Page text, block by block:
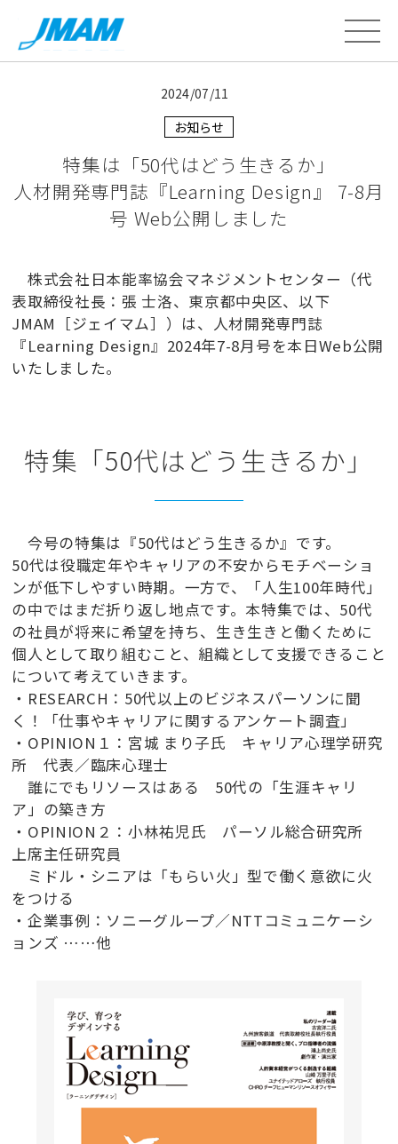
2024/07/11
お知らせ
特集は「50代はどう生きるか」
人材開発専門誌『Learning Design』 7-8月
号 Web公開しました
株式会社日本能率協会マネジメントセンター（代
表取締役社長：張 士洛、東京都中央区、以下
JMAM［ジェイマム］）は、人材開発専門誌
『Learning Design』2024年7-8月号を本日Web公開
いたしました。
特集「50代はどう生きるか」
今号の特集は『50代はどう生きるか』です。
50代は役職定年やキャリアの不安からモチベーショ
ンが低下しやすい時期。一方で、「人生100年時代」
の中ではまだ折り返し地点です。本特集では、50代
の社員が将来に希望を持ち、生き生きと働くために
個人として取り組むこと、組織として支援できること
について考えていきます。
・RESEARCH：50代以上のビジネスパーソンに聞
く！「仕事やキャリアに関するアンケート調査」
・OPINION１：宮城 まり子氏 キャリア心理学研究
所 代表／臨床心理士
誰にでもリソースはある 50代の「生涯キャリ
ア」の築き方
・OPINION２：小林祐児氏 パーソル総合研究所
上席主任研究員
ミドル・シニアは「もらい火」型で働く意欲に火
をつける
・企業事例：ソニーグループ／NTTコミュニケーシ
ョンズ ……他